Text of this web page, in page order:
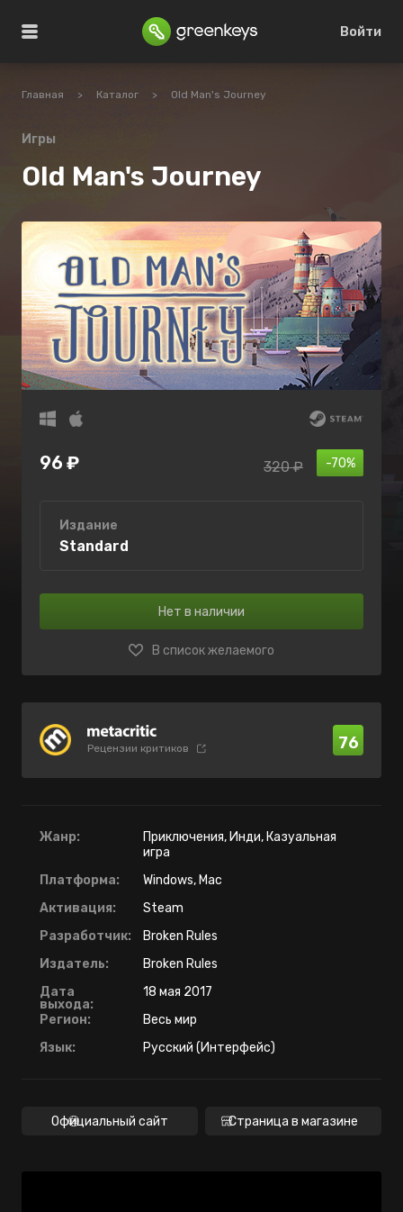
Войти
Главная > Каталог > Old Man's Journey
Игры
Old Man's Journey
96 ₽ -70%
320 ₽
Издание
Standard
Нет в наличии
В список желаемого
Рецензии критиков 76
Жанр:
Приключения, Инди, Казуальная
игра
Платформа:
Windows, Mac
Активация:
Steam
Разработчик:
Broken Rules
Издатель:
Broken Rules
Дата
выхода:
18 мая 2017
Регион:
Весь мир
Язык:
Русский (Интерфейс)
Официальный сайт Страница в магазине